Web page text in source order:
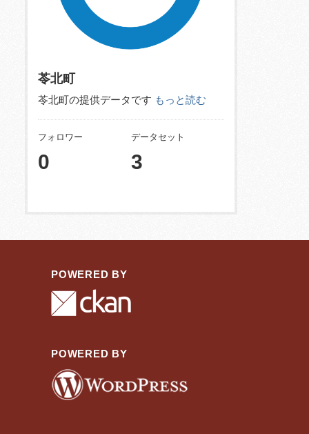
苓北町
苓北町の提供データです もっと読む
フォロワー
0
データセット
3
POWERED BY
POWERED BY